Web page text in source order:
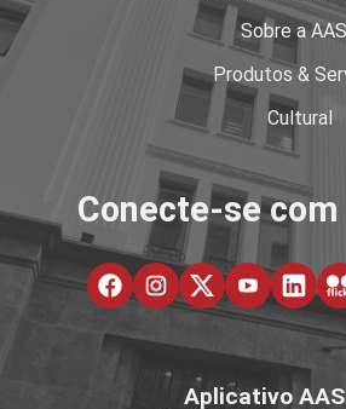
Sobre a AASP
Termos e Condições Gerais de Vendas
Personalizado(s)
Sobre a
Produtos &
Cultural
Conecte-se com
Aplicativo